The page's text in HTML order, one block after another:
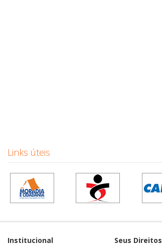
Links úteis
Institucional Seus Direitos